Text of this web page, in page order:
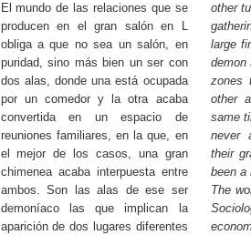
El mundo de las relaciones que se
producen en el gran salón en L
obliga a que no sea un salón, en
puridad, sino más bien un ser con
dos alas, donde una está ocupada
por un comedor y la otra acaba
convertida en un espacio de
reuniones familiares, en la que, en
el mejor de los casos, una gran
chimenea acaba interpuesta entre
ambos. Son las alas de ese ser
demoníaco las que implican la
aparición de dos lugares diferentes
other
large
demon
zones
other
same
never
their
been a
The